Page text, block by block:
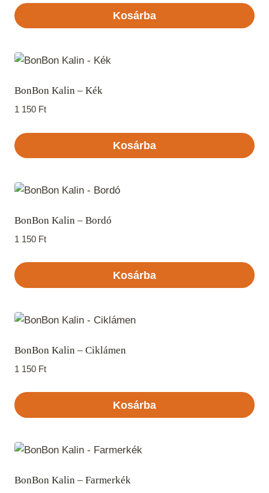
Kosárba
BonBon Kalin – Kék
1 150 Ft
Kosárba
BonBon Kalin – Bordó
1 150 Ft
Kosárba
BonBon Kalin – Ciklámen
1 150 Ft
Kosárba
BonBon Kalin – Farmerkék